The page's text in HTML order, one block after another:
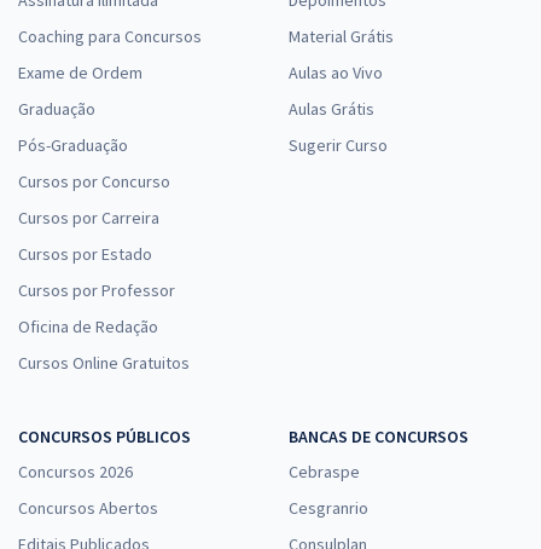
Coaching para Concursos
Exame de Ordem
Graduação
Pós-Graduação
Cursos por Concurso
Cursos por Carreira
Cursos por Estado
Cursos por Professor
Oficina de Redação
Cursos Online Gratuitos
Material Grátis
Aulas ao Vivo
Aulas Grátis
Sugerir Curso
CONCURSOS PÚBLICOS
Concursos 2026
Concursos Abertos
Editais Publicados
BANCAS DE CONCURSOS
Cebraspe
Cesgranrio
Consulplan